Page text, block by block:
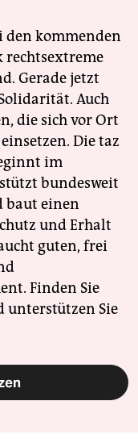
den kommenden
rechtsextreme
Gerade jetzt
Auch
die sich vor Ort
Die taz
im
bundesweit
baut einen
und Erhalt
guten, frei
Finden Sie
unterstützen Sie